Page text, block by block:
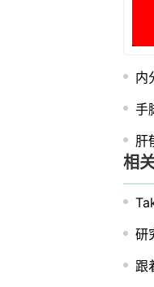
内
手
肝
相
研
跟